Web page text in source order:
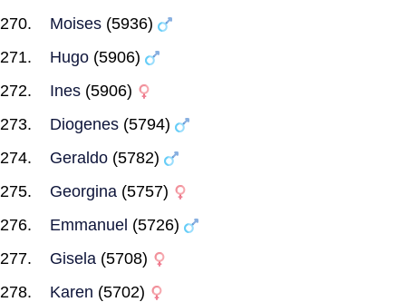
Moises (5936)
Hugo (5906)
Ines (5906)
Diogenes (5794)
Geraldo (5782)
Georgina (5757)
Emmanuel (5726)
Gisela (5708)
Karen (5702)